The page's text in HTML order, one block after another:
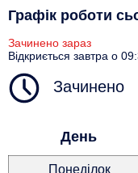
Графік роботи
Зачинено зараз
Відкриється завтра о
Зачинено
День
Понеділок